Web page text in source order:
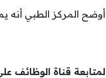
أوضح المركز الطبي أنه
لمتابعة قناة الوظائف